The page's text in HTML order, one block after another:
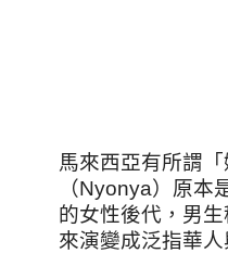
馬來西亞有所謂「
（Nyonya）原本
的女性後代，男
來演變成泛指華